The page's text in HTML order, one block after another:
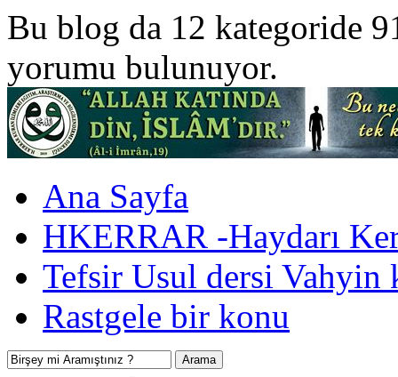
Bu blog da 12 kategoride
yorumu bulunuyor.
Ana Sayfa
HKERRAR -Haydarı
Tefsir Usul dersi Vahyin
Rastgele bir konu